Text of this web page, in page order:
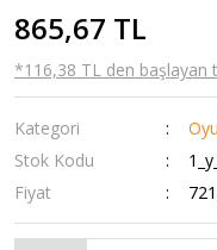
865,67 TL
*116,38 TL den başlayan
Kategori
Stok Kodu
Fiyat